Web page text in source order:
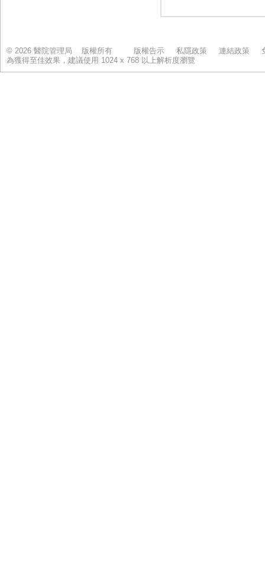
© 2026 醫院管理局 版權所有 版權告示 私隱政策 連結政策
為獲得至佳效果，建議使用 1024 x 768 以上解析度瀏覽